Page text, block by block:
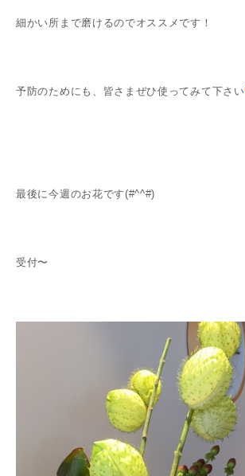
細かい所まで磨けるのでオススメです！
予防のためにも、皆さまぜひ使ってみて下さい
最後に今週のお花です(#^^#)
受付〜